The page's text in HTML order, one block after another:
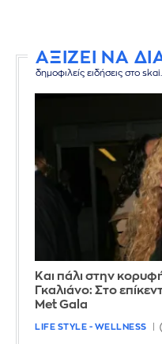
ΑΞΙΖΕΙ ΝΑ
δημοφιλείς ειδήσεις στο
Και πάλι στην
Γκαλιάνο: Στο
Met Gala
LIFE STYLE - WELLNESS